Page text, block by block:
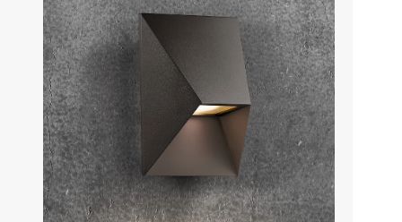
der
Bildgalerie
springen